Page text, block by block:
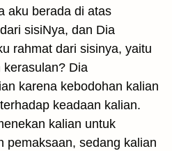
aku berada di atas
sisiNya, dan Dia
rahmat dari sisinya, yaitu
kerasulan? Dia
karena kebodohan kalian
keadaan kalian.
kalian untuk
pemaksaan, sedang kalian